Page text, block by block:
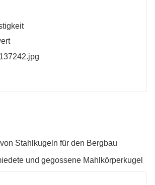
Stahlkugeln für den Bergbau
und gegossene Mahlkörperkugel